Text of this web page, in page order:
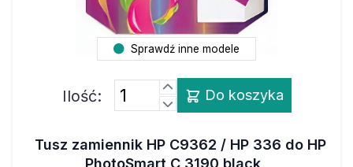
Sprawdź inne modele
Ilość: Do koszyka
Tusz zamiennik HP C9362 / HP 336 do HP
PhotoSmart C 3190 black